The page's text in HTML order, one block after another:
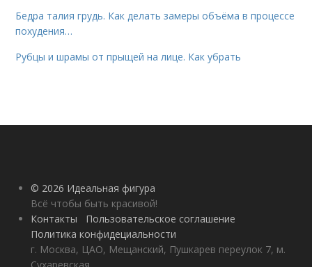
Бедра талия грудь. Как делать замеры объёма в процессе
похудения…
Рубцы и шрамы от прыщей на лице. Как убрать
© 2026 Идеальная фигура
Всё чтобы быть красивой!
Контакты
Пользовательское соглашение
Политика конфидециальности
г. Москва, ЦАО, Мещанский, Пушкарев переулок 7, м.